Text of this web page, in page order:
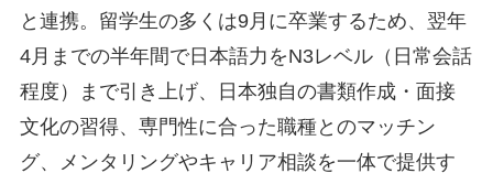
と連携。留学生の多くは9月に卒業するため、翌年
4月までの半年間で日本語力をN3レベル（日常会話
程度）まで引き上げ、日本独自の書類作成・面接
文化の習得、専門性に合った職種とのマッチン
グ、メンタリングやキャリア相談を一体で提供す